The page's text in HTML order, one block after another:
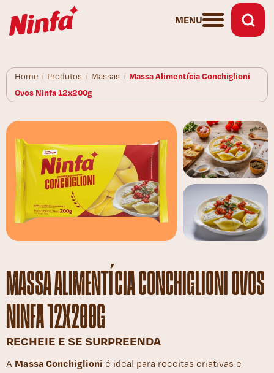
MENU
Home / Produtos / Massas / Massa Alimentícia Conchiglioni
Ovos Ninfa 12x200g
MASSA ALIMENTÍCIA CONCHIGLIONI OVOS
NINFA 12X200G
RECHEIE E SE SURPREENDA
A Massa Conchiglioni é ideal para receitas criativas e